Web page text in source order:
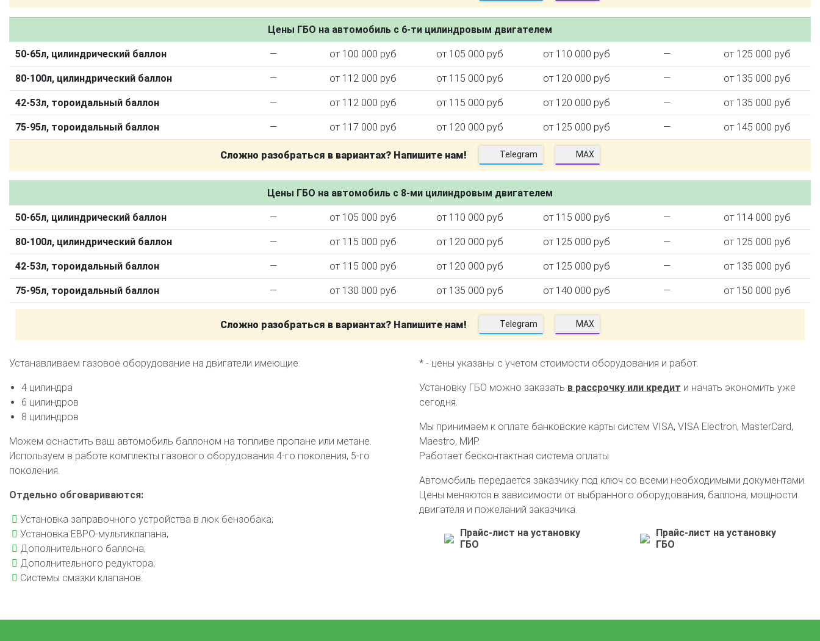
Установка ГБО за 6 часов
Цена на установку ГБО
Калькулятор выгоды ГБО
Техобслуживание ГБО
Штрафы в 2026 году
Документы для регистрации
Свидетельство на ГБО
+7 (861) 240-50-80
info@avto-gaz.com Whatsapp
Цены ГБО на автомобиль с 6-ти цилиндровым двигателем
50-65л, цилиндрический баллон — от 100 000 руб от 105 000 руб от 110 000 руб — от 125 000 руб
80-100л, цилиндрический баллон — от 112 000 руб от 115 000 руб от 120 000 руб — от 135 000 руб
42-53л, тороидальный баллон — от 112 000 руб от 115 000 руб от 120 000 руб — от 135 000 руб
75-95л, тороидальный баллон — от 117 000 руб от 120 000 руб от 125 000 руб — от 145 000 руб
Сложно разобраться в вариантах? Напишите нам! Telegram MAX
Цены ГБО на автомобиль с 8-ми цилиндровым двигателем
50-65л, цилиндрический баллон — от 105 000 руб от 110 000 руб от 115 000 руб — от 114 000 руб
80-100л, цилиндрический баллон — от 115 000 руб от 120 000 руб от 125 000 руб — от 125 000 руб
42-53л, тороидальный баллон — от 115 000 руб от 120 000 руб от 125 000 руб — от 135 000 руб
75-95л, тороидальный баллон — от 130 000 руб от 135 000 руб от 140 000 руб — от 150 000 руб
Сложно разобраться в вариантах? Напишите нам! Telegram MAX
Устанавливаем газовое оборудование на двигатели имеющие:
4 цилиндра
6 цилиндров
8 цилиндров
Можем оснастить ваш автомобиль баллоном на топливе пропане или метане.
Используем в работе комплекты газового оборудования 4-го поколения, 5-го
поколения.
Отдельно обговариваются:
Установка заправочного устройства в люк бензобака;
Установка ЕВРО-мультиклапана;
Дополнительного баллона;
Дополнительного редуктора;
Системы смазки клапанов.
* - цены указаны с учетом стоимости оборудования и работ.
Установку ГБО можно заказать в рассрочку или кредит и начать экономить уже
сегодня.
Мы принимаем к оплате банковские карты систем VISA, VISA Electron, MasterCard,
Maestro, МИР.
Работает бесконтактная система оплаты
Автомобиль передается заказчику под ключ со всеми необходимыми документами.
Цены меняются в зависимости от выбранного оборудования, баллона, мощности
двигателя и пожеланий заказчика.
Прайс-лист на установку
ГБО
Прайс-лист на установку
ГБО